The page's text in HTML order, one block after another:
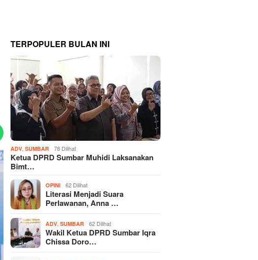
TERPOPULER BULAN INI
ADV ,SUMBAR 78 Dilihat
Ketua DPRD Sumbar Muhidi Laksanakan
Bimt…
OPINI 62 Dilihat
Literasi Menjadi Suara
Perlawanan, Anna …
ADV ,SUMBAR 62 Dilihat
Wakil Ketua DPRD Sumbar Iqra
Chissa Doro…